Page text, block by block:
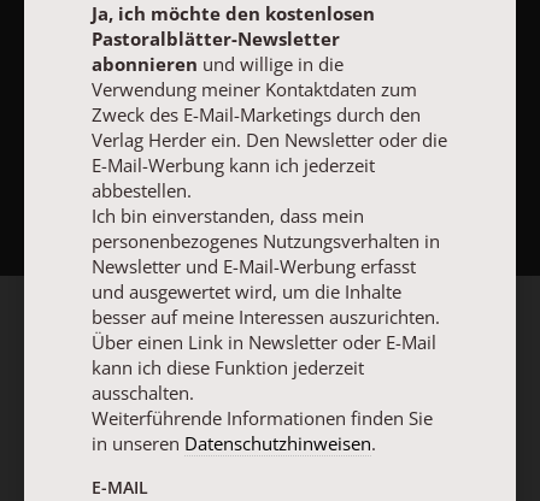
NACH OBEN
Ja, ich möchte den kostenlosen
Pastoralblätter-Newsletter
abonnieren und willige in die
Verwendung meiner Kontaktdaten zum
Zweck des E-Mail-Marketings durch den
Verlag Herder ein. Den Newsletter oder die
E-Mail-Werbung kann ich jederzeit
abbestellen.
Ich bin einverstanden, dass mein
personenbezogenes Nutzungsverhalten in
Newsletter und E-Mail-Werbung erfasst
und ausgewertet wird, um die Inhalte
besser auf meine Interessen auszurichten.
Über einen Link in Newsletter oder E-Mail
kann ich diese Funktion jederzeit
ausschalten.
Weiterführende Informationen finden Sie
in unseren Datenschutzhinweisen.
E-MAIL